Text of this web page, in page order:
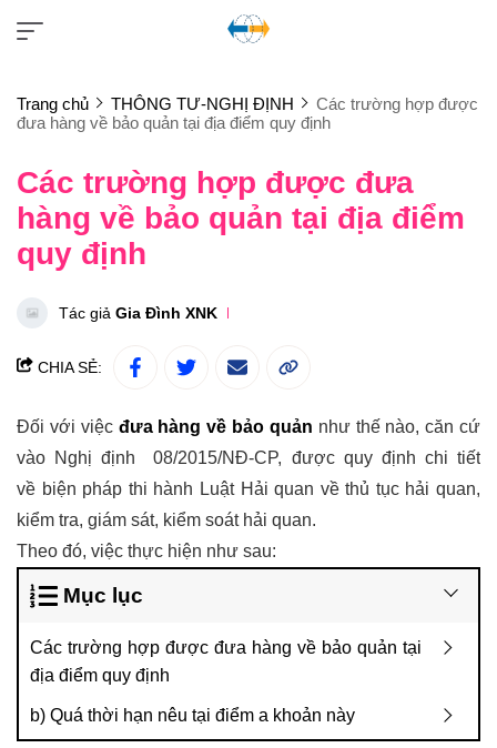
Trang chủ THÔNG TƯ-NGHỊ ĐỊNH
Các trường hợp được
đưa hàng về bảo quản tại địa điểm quy định
Các trường hợp được đưa
hàng về bảo quản tại địa điểm
quy định
Tác giả Gia Đình XNK
CHIA SẺ:
Đối với việc đưa hàng về bảo quản như thế nào, căn cứ
vào Nghị định 08/2015/NĐ-CP, được quy định chi tiết
về biện pháp thi hành Luật Hải quan về thủ tục hải quan,
kiểm tra, giám sát, kiểm soát hải quan.
Theo đó, việc thực hiện như sau:
Mục lục
Các trường hợp được đưa hàng về bảo quản tại
địa điểm quy định
b) Quá thời hạn nêu tại điểm a khoản này